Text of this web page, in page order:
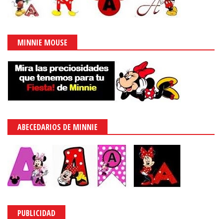
MINNIE MOUSE
ABECEDARIOS DE MINNIE
PUBLICIDAD